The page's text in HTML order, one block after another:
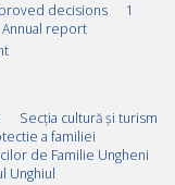
decisions
1
Annual report
Secția cultură și turism
a familiei
de Familie Ungheni
Unghiul